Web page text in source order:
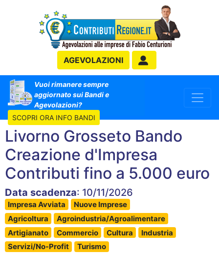
AGEVOLAZIONI
Vuoi rimanere sempre
aggiornato sui Bandi e
Agevolazioni?
SCOPRI ORA INFO BANDI
Livorno Grosseto Bando
Creazione d'Impresa
Contributi fino a 5.000 euro
Data scadenza: 10/11/2026
Impresa Avviata
Nuove Imprese
Agricoltura
Agroindustria/Agroalimentare
Artigianato
Commercio Cultura
Industria
Servizi/No-Profit
Turismo